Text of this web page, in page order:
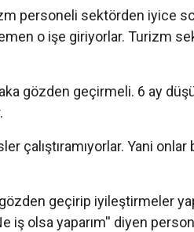
personeli sektörden iyice
o işe giriyorlar. Turizm
gözden geçirmeli. 6 ay
çalıştıramıyorlar. Yani onlar
geçirip iyileştirmeler
iş olsa yaparım'' diyen